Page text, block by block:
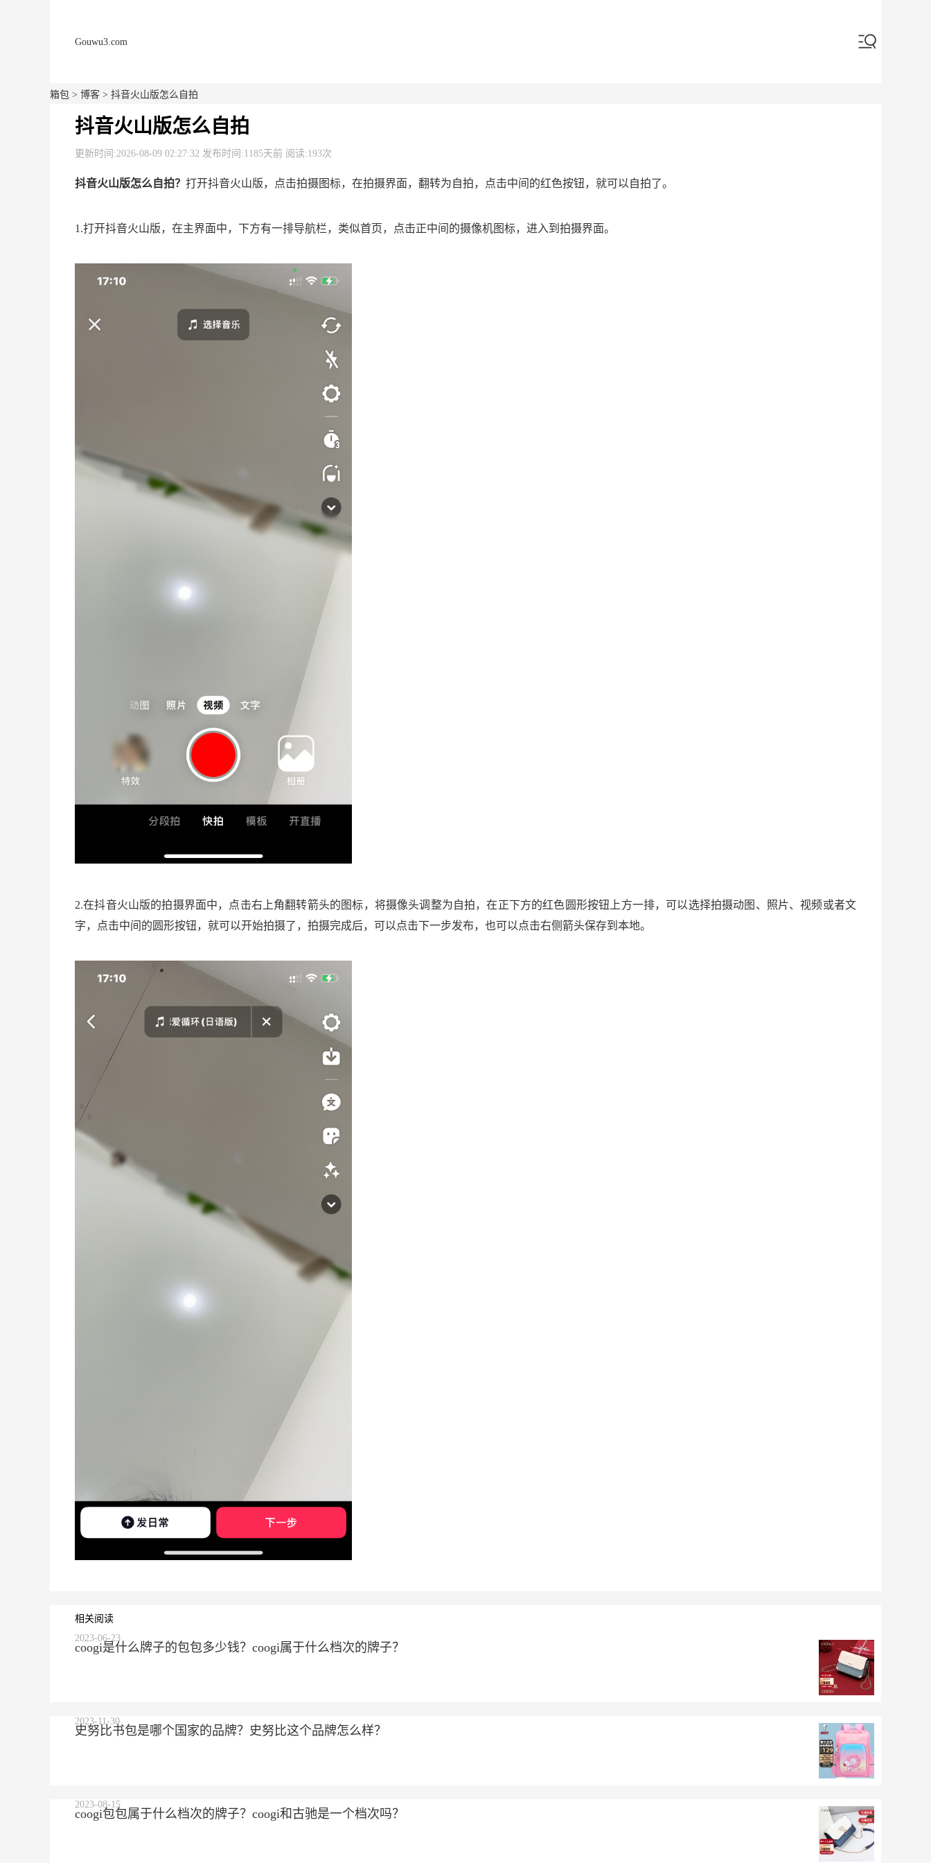
Gouwu3.com
箱包 > 博客 > 抖音火山版怎么自拍
抖音火山版怎么自拍
更新时间:2026-08-09 02:27:32 发布时间:1185天前 阅读:193次
抖音火山版怎么自拍？ 打开抖音火山版，点击拍摄图标，在拍摄界面，翻转为自拍，点击中间的红色按钮，就可以自拍了。
1.打开抖音火山版，在主界面中，下方有一排导航栏，类似首页，点击正中间的摄像机图标，进入到拍摄界面。
2.在抖音火山版的拍摄界面中，点击右上角翻转箭头的图标，将摄像头调整为自拍，在正下方的红色圆形按钮上方一排，可以选择拍摄动图、照片、视频或者文
字，点击中间的圆形按钮，就可以开始拍摄了，拍摄完成后，可以点击下一步发布，也可以点击右侧箭头保存到本地。
相关阅读
coogi是什么牌子的包包多少钱？coogi属于什么档次的牌子？
2023-06-23
史努比书包是哪个国家的品牌？史努比这个品牌怎么样？
2023-11-30
coogi包包属于什么档次的牌子？coogi和古驰是一个档次吗？
2023-08-15